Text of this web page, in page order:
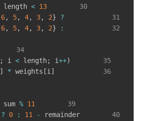
30
length < 13
31
?
6, 5, 4, 3, 2}
32
:
6, 5, 4, 3, 2}
34
35
; i < length; i++)
36
] * weights [i ]
39
sum % 11
40
? 0 : 11 - remainder